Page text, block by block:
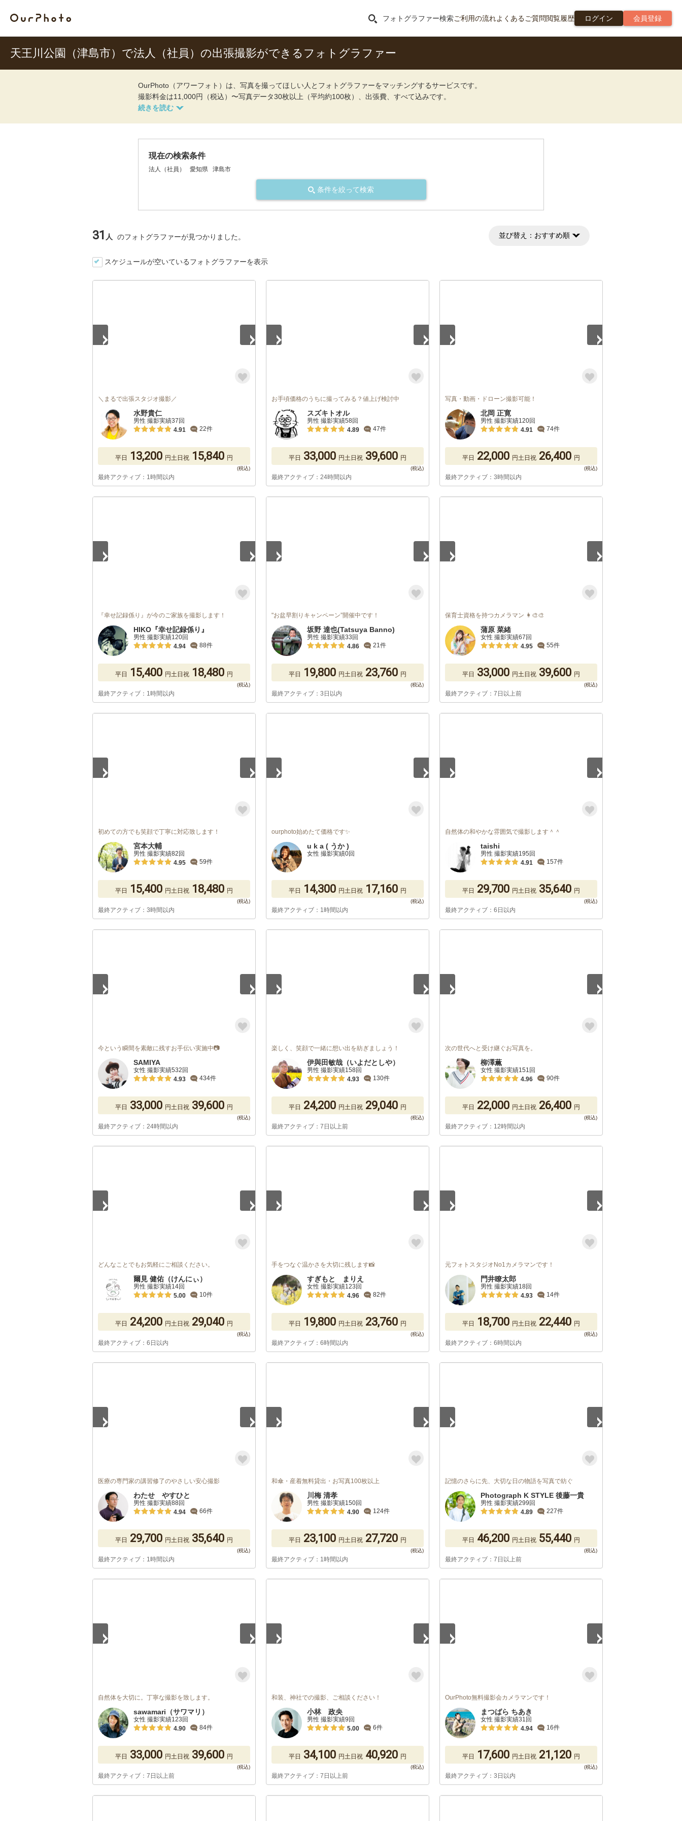
フォトグラファー検索ご利用の流れよくあるご質問閲覧履歴 ログイン 会員登録
天王川公園（津島市）で法人（社員）の出張撮影ができるフォトグラファー
OurPhoto（アワーフォト）は、写真を撮ってほしい人とフォトグラファーをマッチングするサービスです。
撮影料金は11,000円（税込）〜写真データ30枚以上（平均約100枚）、出張費、すべて込みです。
現在の検索条件
法人（社員） 愛知県 津島市
条件を絞って検索
31 人 のフォトグラファーが見つかりました。 並び替え： おすすめ順
スケジュールが空いているフォトグラファーを表示
＼まるで出張スタジオ撮影／
水野貴仁
男性 撮影実績37回
4.91
22件
平日 13,200 円土日祝 15,840 円
最終アクティブ：1時間以内
お手頃価格のうちに撮ってみる？値上げ検討中
スズキトオル
男性 撮影実績58回
4.89
47件
平日 33,000 円土日祝 39,600 円
最終アクティブ：24時間以内
写真・動画・ドローン撮影可能！
北岡 正寛
男性 撮影実績120回
4.91
74件
平日 22,000 円土日祝 26,400 円
最終アクティブ：3時間以内
『幸せ記録係り』が今のご家族を撮影します！
HIKO『幸せ記録係り』
男性 撮影実績120回
4.94
88件
平日 15,400 円土日祝 18,480 円
最終アクティブ：1時間以内
"お盆早割りキャンペーン”開催中です！
坂野 達也(Tatsuya Banno)
男性 撮影実績33回
4.86
21件
平日 19,800 円土日祝 23,760 円
最終アクティブ：3日以内
保育士資格を持つカメラマン 👩‍🎨🎨
蒲原 菜緒
女性 撮影実績67回
4.95
55件
平日 33,000 円土日祝 39,600 円
最終アクティブ：7日以上前
初めての方でも笑顔で丁寧に対応致します！
宮本大輔
男性 撮影実績82回
4.95
59件
平日 15,400 円土日祝 18,480 円
最終アクティブ：3時間以内
ourphoto始めたて価格です✨
u k a ( うか )
女性 撮影実績0回
平日 14,300 円土日祝 17,160 円
最終アクティブ：1時間以内
自然体の和やかな雰囲気で撮影します＾＾
taishi
男性 撮影実績195回
4.91
157件
平日 29,700 円土日祝 35,640 円
最終アクティブ：6日以内
今という瞬間を素敵に残すお手伝い実施中📷
SAMIYA
女性 撮影実績532回
4.93
434件
平日 33,000 円土日祝 39,600 円
最終アクティブ：24時間以内
楽しく、笑顔で一緒に想い出を紡ぎましょう！
伊與田敏哉（いよだとしや）
男性 撮影実績158回
4.93
130件
平日 24,200 円土日祝 29,040 円
最終アクティブ：7日以上前
次の世代へと受け継ぐお写真を。
柳澤薫
女性 撮影実績151回
4.96
90件
平日 22,000 円土日祝 26,400 円
最終アクティブ：12時間以内
どんなことでもお気軽にご相談ください。
爾見 健佑（けんにぃ）
男性 撮影実績14回
5.00
10件
平日 24,200 円土日祝 29,040 円
最終アクティブ：6日以内
手をつなぐ温かさを大切に残します📸
すぎもと まりえ
女性 撮影実績123回
4.96
82件
平日 19,800 円土日祝 23,760 円
最終アクティブ：6時間以内
元フォトスタジオNo1カメラマンです！
門井瞭太郎
男性 撮影実績18回
4.93
14件
平日 18,700 円土日祝 22,440 円
最終アクティブ：6時間以内
医療の専門家の講習修了のやさしい安心撮影
わたせ やすひと
男性 撮影実績88回
4.94
66件
平日 29,700 円土日祝 35,640 円
最終アクティブ：1時間以内
和傘・産着無料貸出・お写真100枚以上
川梅 清孝
男性 撮影実績150回
4.90
124件
平日 23,100 円土日祝 27,720 円
最終アクティブ：1時間以内
記憶のさらに先、大切な日の物語を写真で紡ぐ
Photograph K STYLE 後藤一貴
男性 撮影実績299回
4.89
227件
平日 46,200 円土日祝 55,440 円
最終アクティブ：7日以上前
自然体を大切に。丁寧な撮影を致します。
sawamari（サワマリ）
女性 撮影実績123回
4.90
84件
平日 33,000 円土日祝 39,600 円
最終アクティブ：7日以上前
和装、神社での撮影、ご相談ください！
小林 政央
男性 撮影実績9回
5.00
6件
平日 34,100 円土日祝 40,920 円
最終アクティブ：7日以上前
OurPhoto無料撮影会カメラマンです！
まつばら ちあき
女性 撮影実績31回
4.94
16件
平日 17,600 円土日祝 21,120 円
最終アクティブ：3日以内